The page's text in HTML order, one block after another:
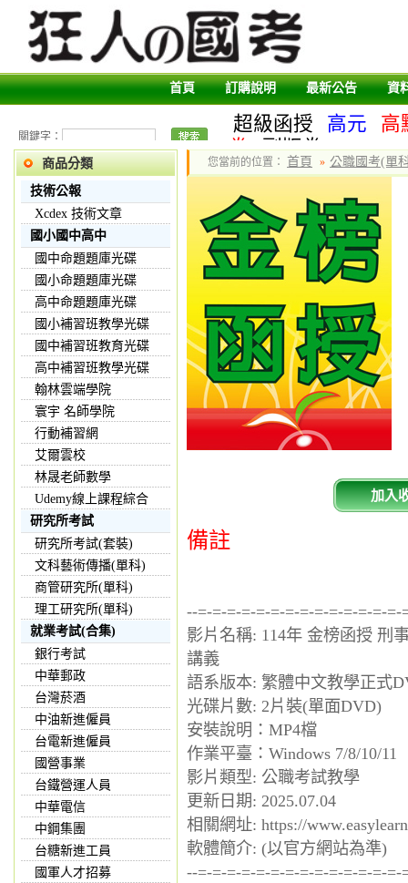
首頁 訂購說明 最新公告 資
關鍵字：
超級函授 高元
高
卷
副版卷
商品分類
技術公報
Xcdex 技術文章
國小國中高中
國中命題題庫光碟
國小命題題庫光碟
高中命題題庫光碟
國小補習班教學光碟
國中補習班教育光碟
高中補習班教學光碟
翰林雲端學院
寰宇 名師學院
行動補習網
艾爾雲校
林晟老師數學
Udemy線上課程綜合
研究所考試
研究所考試(套裝)
文科藝術傳播(單科)
商管研究所(單科)
理工研究所(單科)
就業考試(合集)
銀行考試
中華郵政
台灣菸酒
中油新進僱員
台電新進僱員
國營事業
台鐵營運人員
中華電信
中鋼集團
台糖新進工員
國軍人才招募
您當前的位置： 首頁 » 公職國考(單
加入
備註
--=-=-=-=-=-=-=-=-=-=-=-=-=-
影片名稱: 114年 金榜函授 刑
講義
語系版本: 繁體中文教學正式
光碟片數: 2片裝(單面DVD)
安裝說明：MP4檔
作業平臺：Windows 7/8/10/11
影片類型: 公職考試教學
更新日期: 2025.07.04
相關網址: https://
軟體簡介: (以官方網站為準)
--=-=-=-=-=-=-=-=-=-=-=-=-=-